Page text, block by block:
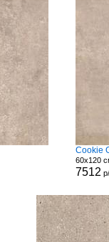
Cookie
60x120
7512